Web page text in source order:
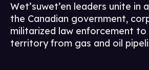
Wet’suwet’en leaders unite in
the Canadian government,
militarized law enforcement
territory from gas and oil